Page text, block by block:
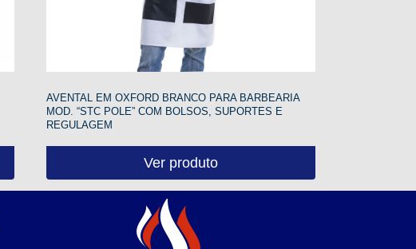
AVENTAL EM OXFORD BRANCO PARA BARBEARIA
MOD. “STC POLE” COM BOLSOS, SUPORTES E
REGULAGEM
Ver produto